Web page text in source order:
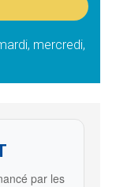
mercredi,
par les